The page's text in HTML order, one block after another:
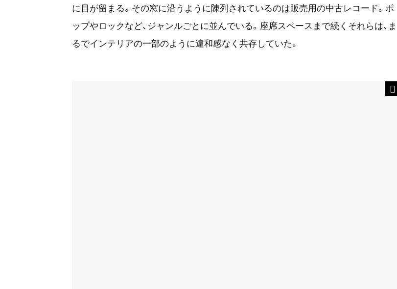
に目が留まる。その窓に沿うように陳列されているのは販売用の中古レコード。ポ
ップやロックなど、ジャンルごとに並んでいる。座席スペースまで続くそれらは、ま
るでインテリアの一部のように違和感なく共存していた。